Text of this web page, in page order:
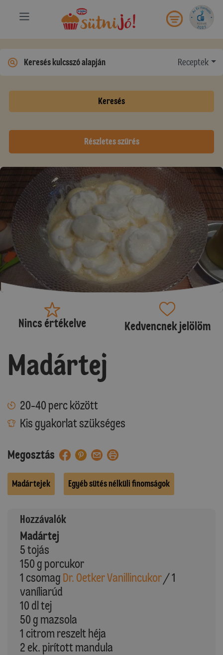
Receptek
Keresés
Részletes szűrés
Nincs értékelve Kedvencnek jelölöm
Madártej
20-40 perc között
Kis gyakorlat szükséges
Megosztás
Madártejek Egyéb sütés nélküli finomságok
Hozzávalók
Madártej
5 tojás
150 g porcukor
1 csomag Dr. Oetker Vanillincukor/ 1
vaníliarúd
10 dl tej
50 g mazsola
1 citrom reszelt héja
2 ek. pirított mandula